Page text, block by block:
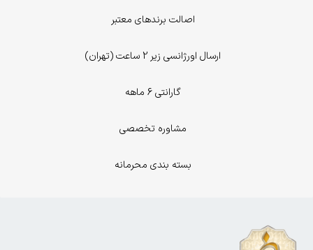
اصالت برندهای معتبر
ارسال اورژانسی زیر 2 ساعت (تهران)
گارانتی 6 ماهه
مشاوره تخصصی
بسته بندی محرمانه